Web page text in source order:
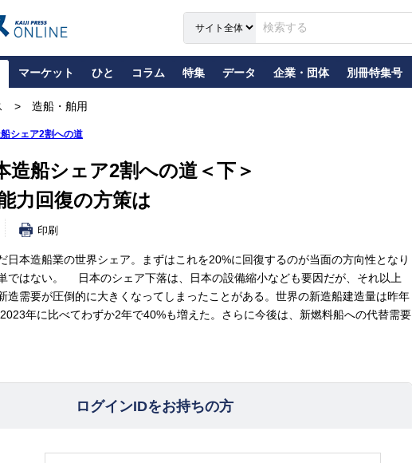
マーケット ひと コラム 特集 データ 企業・団体 別冊特集号
造船・舶用
船シェア2割への道
造船シェア2割への道＜下＞
力回復の方策は
印刷
本造船業の世界シェア。まずはこれを20%に回復するのが当面の方向性となり
ではない。 日本のシェア下落は、日本の設備縮小なども要因だが、それ以上
造需要が圧倒的に大きくなってしまったことがある。世界の新造船建造量は昨年
年に比べてわずか2年で40%も増えた。さらに今後は、新燃料船への代替需要
ログインIDをお持ちの方